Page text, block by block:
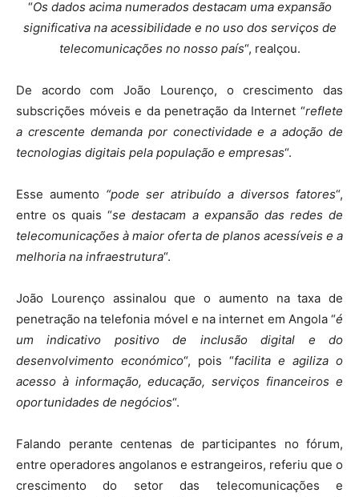
“Os dados acima numerados destacam uma expansão
significativa na acessibilidade e no uso dos serviços de
telecomunicações no nosso país“, realçou.
De acordo com João Lourenço, o crescimento das
subscrições móveis e da penetração da Internet “reflete
a crescente demanda por conectividade e a adoção de
tecnologias digitais pela população e empresas“.
Esse aumento “pode ser atribuído a diversos fatores“,
entre os quais “se destacam a expansão das redes de
telecomunicações à maior oferta de planos acessíveis e a
melhoria na infraestrutura“.
João Lourenço assinalou que o aumento na taxa de
penetração na telefonia móvel e na internet em Angola “é
um indicativo positivo de inclusão digital e do
desenvolvimento económico“, pois “facilita e agiliza o
acesso à informação, educação, serviços financeiros e
oportunidades de negócios“.
Falando perante centenas de participantes no fórum,
entre operadores angolanos e estrangeiros, referiu que o
crescimento do setor das telecomunicações e